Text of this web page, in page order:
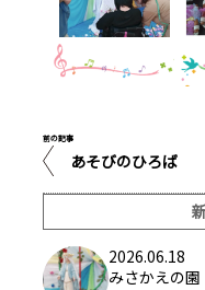
前の記事
あそびのひろば
2026.06.18
みさかえの